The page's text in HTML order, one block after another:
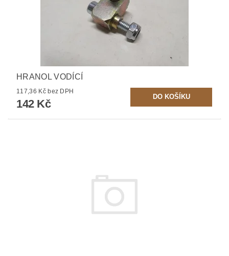
HRANOL VODÍCÍ
117,36 Kč bez DPH
142 Kč